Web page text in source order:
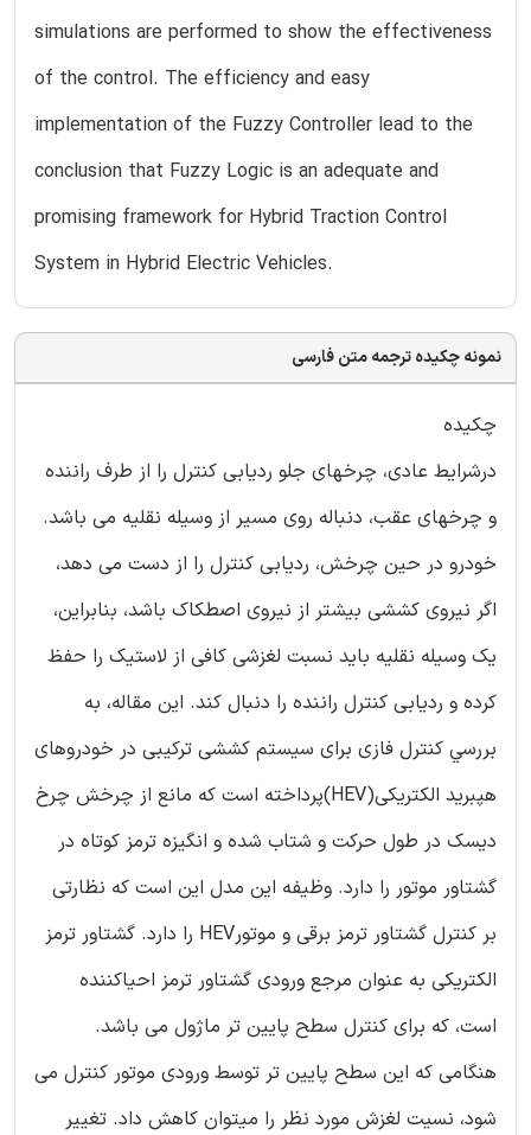
simulations are performed to show the effectiveness
of the control. The efficiency and easy
implementation of the Fuzzy Controller lead to the
conclusion that Fuzzy Logic is an adequate and
promising framework for Hybrid Traction Control
System in Hybrid Electric Vehicles.
نمونه چکیده ترجمه متن فارسی
چکیده
درشرایط عادی، چرخهای جلو ردیابی کنترل را از طرف راننده
و چرخهای عقب، دنباله روی مسیر از وسیله نقلیه می باشد.
خودرو در حین چرخش، ردیابی کنترل را از دست می دهد،
اگر نیروی کششی بیشتر از نیروی اصطکاک باشد، بنابراین،
یک وسیله نقلیه باید نسبت لغزشی کافی از لاستیک را حفظ
کرده و ردیابی کنترل راننده را دنبال کند. این مقاله، به
بررسي کنترل فازی برای سیستم کششی ترکیبی در خودروهای
هپبرید الکتریکی(HEV)پرداخته است که مانع از چرخش چرخ
ديسك در طول حرکت و شتاب شده و انگیزه ترمز كوتاه در
گشتاور موتور را دارد. وظیفه این مدل این است که نظارتی
بر کنترل گشتاور ترمز برقی و موتورHEV را دارد. گشتاور ترمز
الکتریکی به عنوان مرجع ورودی گشتاور ترمز احیاکننده
است، که برای کنترل سطح پایین تر ماژول می باشد.
هنگامی که این سطح پایین تر توسط ورودی موتور کنترل می
شود، نسیت لغزش مورد نظر را میتوان کاهش داد. تغییر